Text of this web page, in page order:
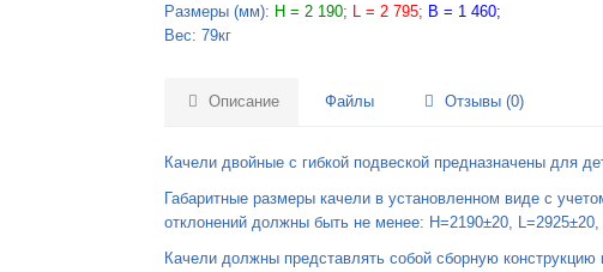
Размеры (мм): H = 2 190; L = 2 795; B = 1 460;
Вес: 79кг
Описание Файлы Отзывы (0)
Качели двойные с гибкой подвеской предназначены для
Габаритные размеры качели в установленном виде с
отклонений должны быть не менее: H=2190±20,
Качели должны представлять собой сборную конструкцию